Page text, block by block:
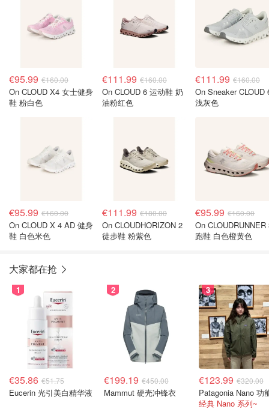
€95.99 €160.00
On CLOUD X4 女士健身
鞋 粉白色
€111.99 €160.00
On CLOUD 6 运动鞋 奶
油粉红色
€111.99 €160.00
On Sneaker CLOUD
浅灰色
€95.99 €160.00
On CLOUD X 4 AD 健身
鞋 白色米色
€111.99 €180.00
On CLOUDHORIZON 2
徒步鞋 粉紫色
€95.99 €160.00
On CLOUDRUNNER
跑鞋 白色橙黄色
大家都在抢
1
€35.86 €51.75
Eucerin 光引美白精华液
2
€199.19 €450.00
Mammut 硬壳冲锋衣
3
€123.99 €320.00
经典 Nano 系列~